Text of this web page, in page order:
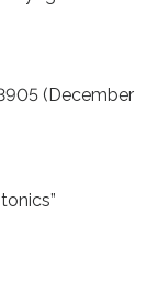
(December